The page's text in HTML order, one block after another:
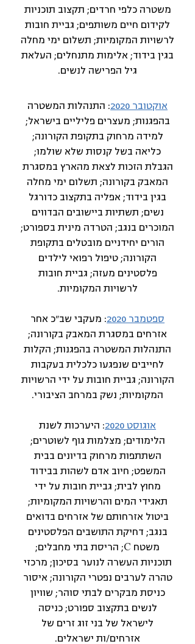
משטרה כלפי חרדים; תקצוב תוכניות
לקידום חיים משותפים; גביית חובות
לרשויות המקומיות; תשלום ימי מחלה
בגין בידוד; אלימות מתנחלים; העלאת
גיל הפרישה לנשים.
אוקטובר 2020
: התנהלות המשטרה
בהפגנות; מעצרים פליליים בישראל;
למידה מרחוק בתקופת הקורונה;
כליאה בשל קנסות שלא שולמו;
הגבלת הזכות לצאת מהארץ במסגרת
המאבק בקורונה; תשלום ימי מחלה
בגין בידוד; אפליה בתקצוב כדורגל
נשים; תשתיות ביישובים הבדווים
המוכרים בנגב; הטרדה מינית בספורט;
הורים יחידניים מובטלים בתקופת
הקורונה; טיפול רפואי לילדים
פלסטינים מעזה; גביית חובות
לרשויות המקומיות.
ספטמבר 2020
: מעקבי שב"כ אחר
אזרחים במסגרת המאבק בקורונה;
התנהלות המשטרה בהפגנות; הקלות
לחייבים שנפגעו כלכלית בעקבות
הקורונה; גביית חובות על ידי הרשויות
המקומיות; נשק במרחב הציבורי.
אוגוסט 2020
: היערכות לשנת
הלימודים; מצלמות גוף לשוטרים;
השתתפות מרחוק בדיונים בבית
המשפט; חיוב אדם לשהות בבידוד
מחוץ לבית; גביית חובות על ידי
תאגידי המים והרשויות המקומיות;
ביטול אזרחותם של אזרחים בדואים
בנגב; דחיקת התושבים הפלסטינים
משטח C; הריסת בתי מחבלים;
תוכניות העשרה לנוער בסיכון; מרכזי
טהרה לערבים נפטרי הקורונה; איסור
כניסת מבקרים לבתי סוהר; שוויון
לנשים בתקצוב ספורט; כניסה
לישראל של בני זוג זרים של
אזרחים/ות ישראלים.